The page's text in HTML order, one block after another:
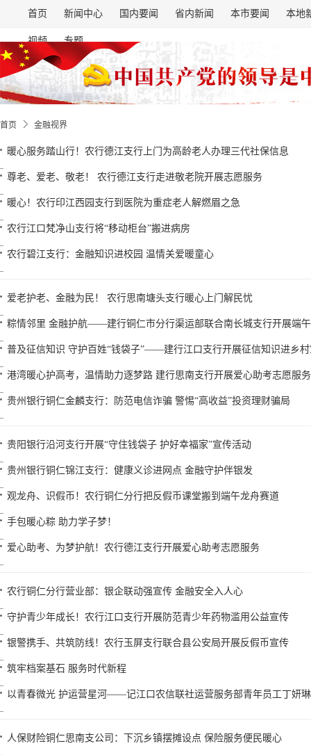
首页 新闻中心 国内要闻 省内新闻 本市要闻 本地
视频 专题
首页 金融视界
暖心服务踏山行！农行德江支行上门为高龄老人办理三代社保信息
尊老、爱老、敬老！ 农行德江支行走进敬老院开展志愿服务
暖心！农行印江西园支行到医院为重症老人解燃眉之急
农行江口梵净山支行将“移动柜台”搬进病房
农行碧江支行：金融知识进校园 温情关爱暖童心
爱老护老、金融为民！ 农行思南塘头支行暖心上门解民忧
粽情邻里 金融护航——建行铜仁市分行渠运部联合南长城支行开展端
普及征信知识 守护百姓“钱袋子”——建行江口支行开展征信知识进乡
港湾暖心护高考，温情助力逐梦路 建行思南支行开展爱心助考志愿服
贵州银行铜仁金麟支行：防范电信诈骗 警惕“高收益”投资理财骗局
贵阳银行沿河支行开展“守住钱袋子 护好幸福家”宣传活动
贵州银行铜仁锦江支行：健康义诊进网点 金融守护伴银发
观龙舟、识假币！农行铜仁分行把反假币课堂搬到端午龙舟赛道
手包暖心粽 助力学子梦！
爱心助考、为梦护航！农行德江支行开展爱心助考志愿服务
农行铜仁分行营业部：银企联动强宣传 金融安全入人心
守护青少年成长！农行江口支行开展防范青少年药物滥用公益宣传
银警携手、共筑防线！农行玉屏支行联合县公安局开展反假币宣传
筑牢档案基石 服务时代新程
以青春微光 护运营星河——记江口农信联社运营服务部青年员工丁妍琳
人保财险铜仁思南支公司：下沉乡镇摆摊设点 保险服务便民暖心